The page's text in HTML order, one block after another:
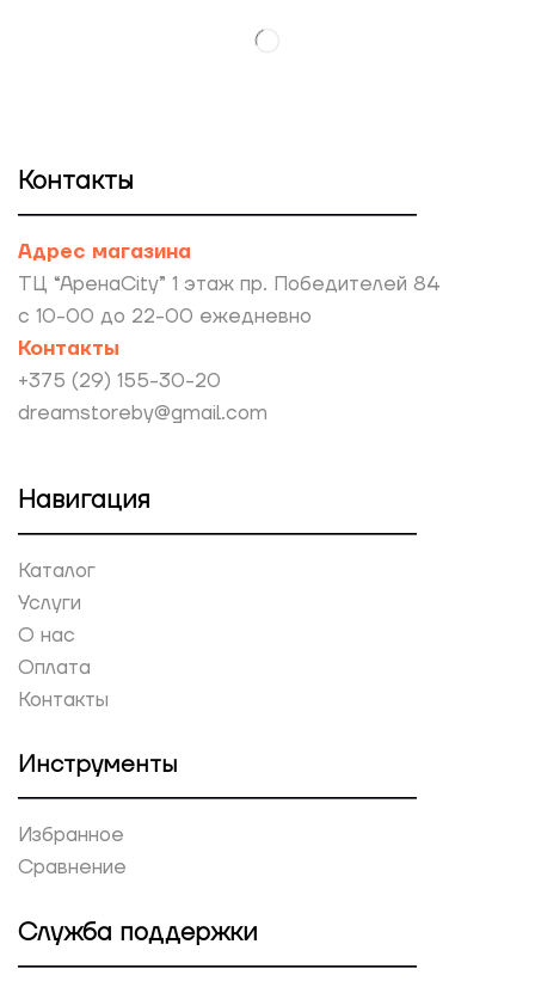
Контакты
Адрес магазина
ТЦ “АренаCity” 1 этаж пр. Победителей 84
с 10-00 до 22-00 ежедневно
Контакты
+375 (29) 155-30-20
dreamstoreby@gmail.com
Навигация
Каталог
Услуги
О нас
Оплата
Контакты
Инструменты
Избранное
Сравнение
Служба поддержки